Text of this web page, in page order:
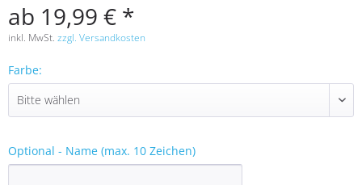
ab 19,99 € *
inkl. MwSt. zzgl. Versandkosten
Farbe:
Optional - Name (max. 10 Zeichen)